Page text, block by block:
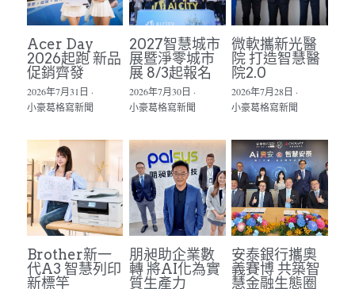
Acer Day
2026起跑 新品
促銷齊發
2026年7月31日 ·
小豪葛格寫新聞
2027智慧城市
展暨淨零城市
展 8/3起報名
2026年7月30日 ·
小豪葛格寫新聞
微軟攜新光醫
院 打造智慧醫
院2.0
2026年7月28日 ·
小豪葛格寫新聞
Brother新一
代A3 智慧列印
新標竿
朋昶助企業數
轉 將AI化為實
質生產力
安泰銀行攜奧
義賽博 共築智
慧金融生態圈